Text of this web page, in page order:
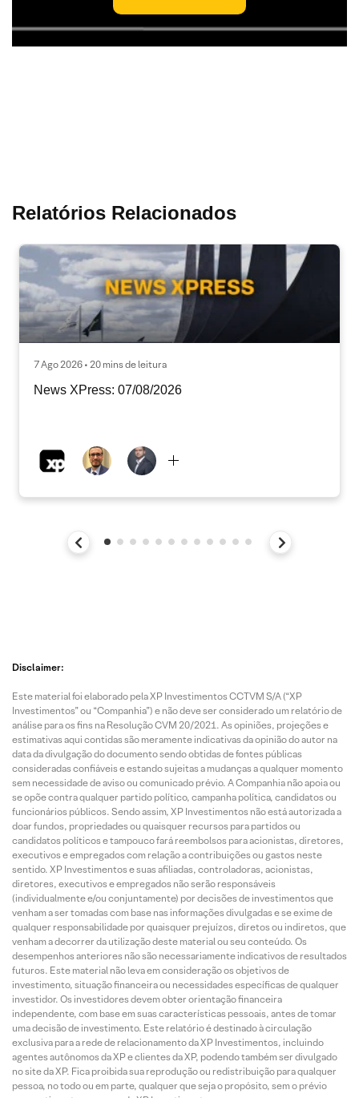
Relatórios Relacionados
7 Ago 2026 • 20 mins de leitura
News XPress: 07/08/2026
Disclaimer:
Este material foi elaborado pela XP Investimentos CCTVM S/A (“XP
Investimentos” ou “Companhia”) e não deve ser considerado um relatório de
análise para os fins na Resolução CVM 20/2021. As opiniões, projeções e
estimativas aqui contidas são meramente indicativas da opinião do autor na
data da divulgação do documento sendo obtidas de fontes públicas
consideradas confiáveis e estando sujeitas a mudanças a qualquer momento
sem necessidade de aviso ou comunicado prévio. A Companhia não apoia ou
se opõe contra qualquer partido político, campanha política, candidatos ou
funcionários públicos. Sendo assim, XP Investimentos não está autorizada a
doar fundos, propriedades ou quaisquer recursos para partidos ou
candidatos políticos e tampouco fará reembolsos para acionistas, diretores,
executivos e empregados com relação a contribuições ou gastos neste
sentido. XP Investimentos e suas afiliadas, controladoras, acionistas,
diretores, executivos e empregados não serão responsáveis
(individualmente e/ou conjuntamente) por decisões de investimentos que
venham a ser tomadas com base nas informações divulgadas e se exime de
qualquer responsabilidade por quaisquer prejuízos, diretos ou indiretos, que
venham a decorrer da utilização deste material ou seu conteúdo. Os
desempenhos anteriores não são necessariamente indicativos de resultados
futuros. Este material não leva em consideração os objetivos de
investimento, situação financeira ou necessidades específicas de qualquer
investidor. Os investidores devem obter orientação financeira
independente, com base em suas características pessoais, antes de tomar
uma decisão de investimento. Este relatório é destinado à circulação
exclusiva para a rede de relacionamento da XP Investimentos, incluindo
agentes autônomos da XP e clientes da XP, podendo também ser divulgado
no site da XP. Fica proibida sua reprodução ou redistribuição para qualquer
pessoa, no todo ou em parte, qualquer que seja o propósito, sem o prévio